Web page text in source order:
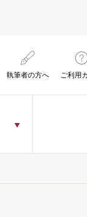
執筆者の方へ ご利用